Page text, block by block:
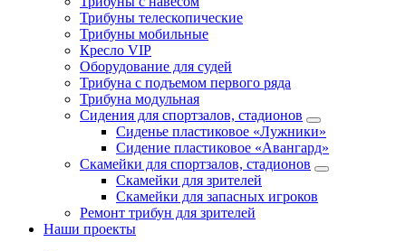
Трибуны телескопические
Трибуны мобильные
Кресло VIP
Оборудование для судей
Трибуна с подъемом первого ряда
Трибуна модульная
Сидения для спортзалов, стадионов
Сиденье пластиковое «Лужники»
Сидение пластиковое «Авангард»
Скамейки для спортзалов, стадионов
Скамейки для зрителей
Скамейки для запасных игроков
Ремонт трибун для зрителей
Наши проекты